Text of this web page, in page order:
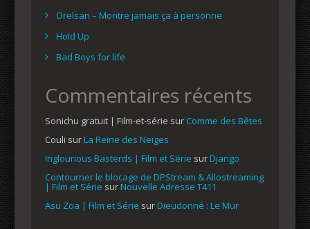
Orelsan – Montre jamais ça à personne
Hold Up
Bad Boys for life
Commentaires récents
Sonichu gratuit | Film-et-série sur Comme des Bêtes
Couli surLa Reine des Neiges
Inglourious Basterds | Film et Série surDjango
Contourner le blocage de DPStream & Allostreaming
| Film et Série surNouvelle Adresse T411
Asu Zoa | Film et Série surDieudonné : Le Mur